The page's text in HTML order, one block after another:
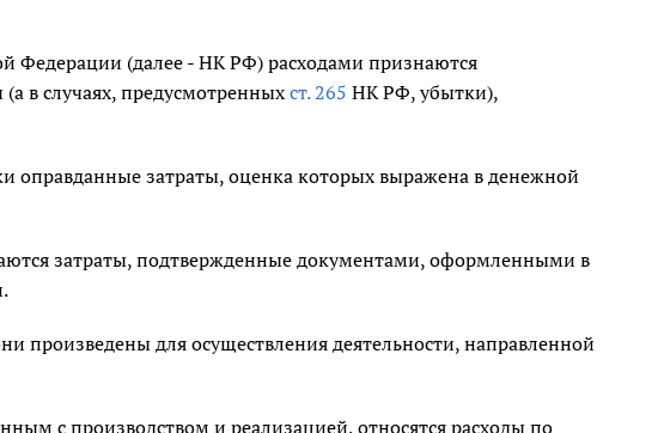
Федерации (далее - НК РФ) расходами признаются
в случаях, предусмотренных ст. 265 НК РФ, убытки),
затраты, оценка которых выражена в денежной
затраты, подтвержденные документами, оформленными в
произведены для осуществления деятельности, направленной
с производством и реализацией, относятся расходы по